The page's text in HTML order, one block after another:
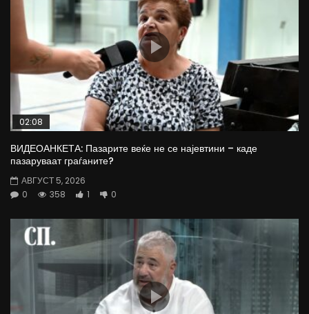
02:08
ВИДЕОАНКЕТА: Пазарите веќе не се најевтини – каде
пазаруваат граѓаните?
АВГУСТ 5, 2026
0
358 1 0